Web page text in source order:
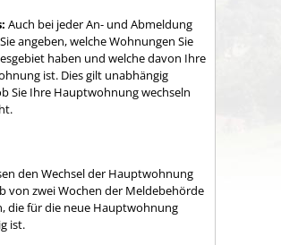
Auch bei jeder An- und Abmeldung
angeben, welche Wohnungen Sie
haben und welche davon Ihre
ist. Dies gilt unabhängig
Sie Ihre Hauptwohnung wechseln
den Wechsel der Hauptwohnung
von zwei Wochen der Meldebehörde
die für die neue Hauptwohnung
ist.